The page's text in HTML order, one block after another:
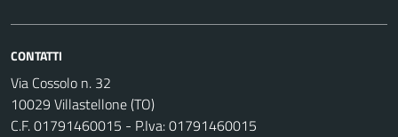
CONTATTI
Via Cossolo n. 32
10029 Villastellone (TO)
C.F. 01791460015 - P.Iva: 01791460015